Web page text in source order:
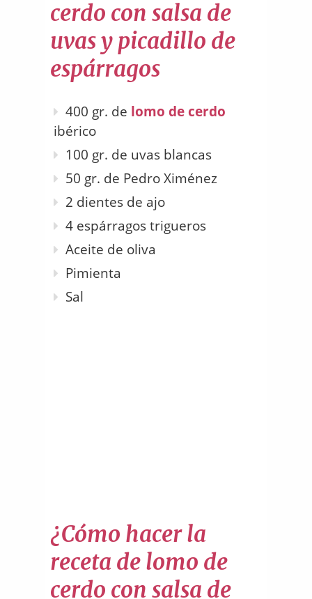
cerdo con salsa de
uvas y picadillo de
espárragos
400 gr. de lomo de cerdo
ibérico
100 gr. de uvas blancas
50 gr. de Pedro Ximénez
2 dientes de ajo
4 espárragos trigueros
Aceite de oliva
Pimienta
Sal
¿Cómo hacer la
receta de lomo de
cerdo con salsa de